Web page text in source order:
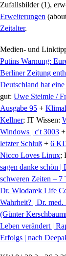
Zufallsbilder (1),
Erweiterungen
Zeitalter.
Medien- und
Putins Warnung:
Berliner Zeitung
Deutschland hat
gut: Uwe Steimle /
Ausgabe 95 +
Kellner; IT Wissen:
Windows | c't 3003 +
letzter Schluß + 6
Nicco Loves Linux;
sagen danke schön
schweren Zeiten – 7
Dr. Wlodarek Life
Wahrheit? | Dr.
(Günter
Leben verändert |
Erfolgs | nach